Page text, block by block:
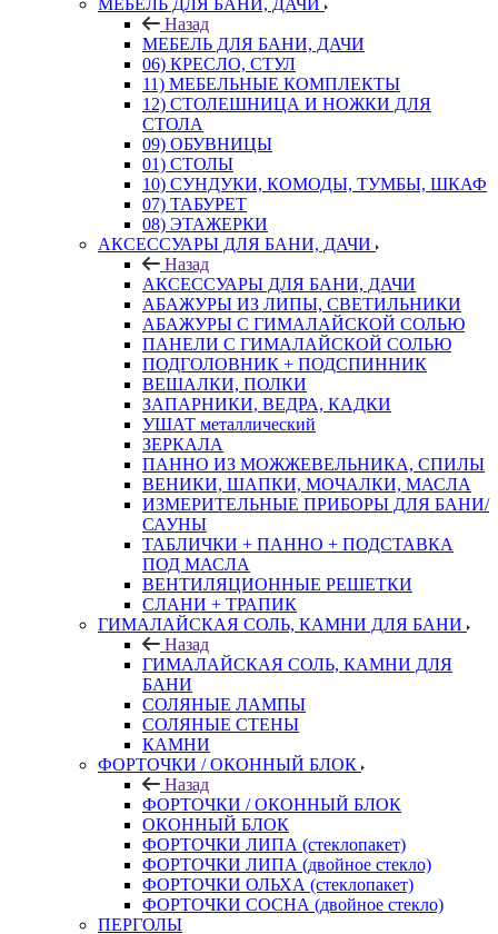
МЕБЕЛЬ ДЛЯ БАНИ, ДАЧИ
Назад
МЕБЕЛЬ ДЛЯ БАНИ, ДАЧИ
06) КРЕСЛО, СТУЛ
11) МЕБЕЛЬНЫЕ КОМПЛЕКТЫ
12) СТОЛЕШНИЦА И НОЖКИ ДЛЯ
СТОЛА
09) ОБУВНИЦЫ
01) СТОЛЫ
10) СУНДУКИ, КОМОДЫ, ТУМБЫ, ШКАФ
07) ТАБУРЕТ
08) ЭТАЖЕРКИ
АКСЕССУАРЫ ДЛЯ БАНИ, ДАЧИ
Назад
АКСЕССУАРЫ ДЛЯ БАНИ, ДАЧИ
АБАЖУРЫ ИЗ ЛИПЫ, СВЕТИЛЬНИКИ
АБАЖУРЫ С ГИМАЛАЙСКОЙ СОЛЬЮ
ПАНЕЛИ С ГИМАЛАЙСКОЙ СОЛЬЮ
ПОДГОЛОВНИК + ПОДСПИННИК
ВЕШАЛКИ, ПОЛКИ
ЗАПАРНИКИ, ВЕДРА, КАДКИ
УШАТ металлический
ЗЕРКАЛА
ПАННО ИЗ МОЖЖЕВЕЛЬНИКА, СПИЛЫ
ВЕНИКИ, ШАПКИ, МОЧАЛКИ, МАСЛА
ИЗМЕРИТЕЛЬНЫЕ ПРИБОРЫ ДЛЯ БАНИ/
САУНЫ
ТАБЛИЧКИ + ПАННО + ПОДСТАВКА
ПОД МАСЛА
ВЕНТИЛЯЦИОННЫЕ РЕШЕТКИ
СЛАНИ + ТРАПИК
ГИМАЛАЙСКАЯ СОЛЬ, КАМНИ ДЛЯ БАНИ
Назад
ГИМАЛАЙСКАЯ СОЛЬ, КАМНИ ДЛЯ
БАНИ
СОЛЯНЫЕ ЛАМПЫ
СОЛЯНЫЕ СТЕНЫ
КАМНИ
ФОРТОЧКИ / ОКОННЫЙ БЛОК
Назад
ФОРТОЧКИ / ОКОННЫЙ БЛОК
ОКОННЫЙ БЛОК
ФОРТОЧКИ ЛИПА (стеклопакет)
ФОРТОЧКИ ЛИПА (двойное стекло)
ФОРТОЧКИ ОЛЬХА (стеклопакет)
ФОРТОЧКИ СОСНА (двойное стекло)
ПЕРГОЛЫ